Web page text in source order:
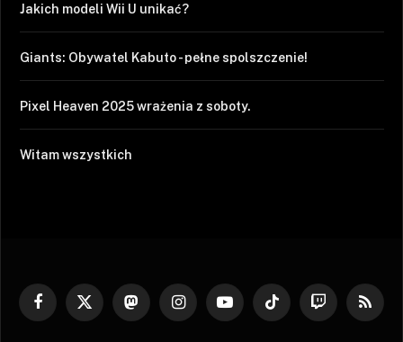
Jakich modeli Wii U unikać?
Giants: Obywatel Kabuto - pełne spolszczenie!
Pixel Heaven 2025 wrażenia z soboty.
Witam wszystkich
Facebook
X
MastodonInstagramYouTubeTikTok Twitch RSS